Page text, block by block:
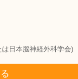
日本脳神経外科学会)